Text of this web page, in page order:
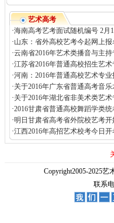
艺术高考
·海南高考艺考面试随机编号 2月
·山东：省外高校艺考今起网上报
·云南省2016年艺术类播音与主
·江苏省2016年普通高校招生艺
·河南：2016年普通高校艺术专
·关于2016年广东省普通高考音
·关于2016年湖北省非美术类艺
·2016甘肃省普通高校舞蹈学类
·明日甘肃省高考省外院校艺考开
·江西2016年高招艺术校考今日开
Copyright2005-2025艺
联系